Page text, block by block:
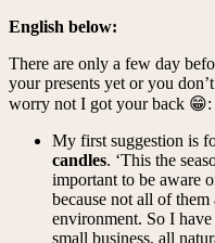
English below:
There are only a few day
your presents yet or you
worry not I got your back 😁:
My first suggestion is
candles. ‘This the
important to be aware
because not all of
environment. So I
small business, all